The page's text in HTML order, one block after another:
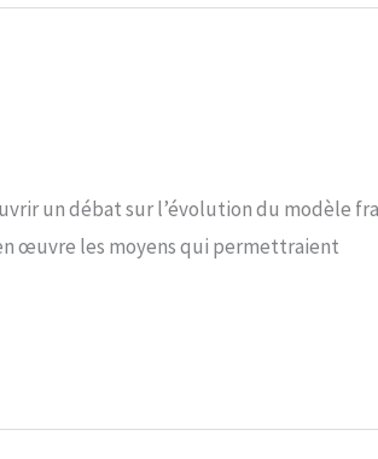
un débat sur l’évolution du modèle
œuvre les moyens qui permettraient